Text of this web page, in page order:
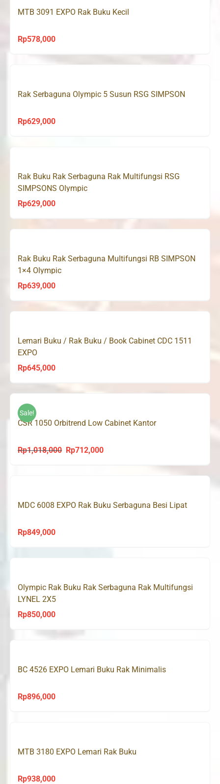
MTB 3091 EXPO Rak Buku Kecil
Rp578,000
Rak Serbaguna Olympic 5 Susun RSG SIMPSON
Rp629,000
Rak Buku Rak Serbaguna Rak Multifungsi RSG
SIMPSONS Olympic
Rp629,000
Rak Buku Rak Serbaguna Multifungsi RB SIMPSON
1×4 Olympic
Rp639,000
Lemari Buku / Rak Buku / Book Cabinet CDC 1511
EXPO
Rp645,000
Sale!
CSR 1050 Orbitrend Low Cabinet Kantor
Rp1,018,000
Original
Rp712,000Current
MDC 6008 EXPO Rak Buku Serbaguna Besi Lipat
Rp849,000
Olympic Rak Buku Rak Serbaguna Rak Multifungsi
LYNEL 2X5
Rp850,000
BC 4526 EXPO Lemari Buku Rak Minimalis
Rp896,000
MTB 3180 EXPO Lemari Rak Buku
Rp938,000